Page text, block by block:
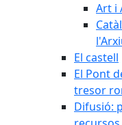
Art i
El castell
El Pont
tresor
Difusió: